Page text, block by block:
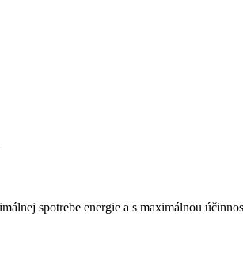
spotrebe energie a s maximálnou